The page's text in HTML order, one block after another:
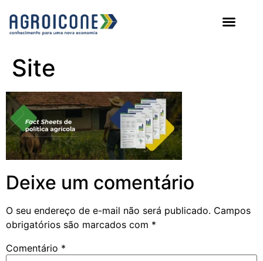
Site
Deixe um comentário
O seu endereço de e-mail não será publicado. Campos
obrigatórios são marcados com *
Comentário *